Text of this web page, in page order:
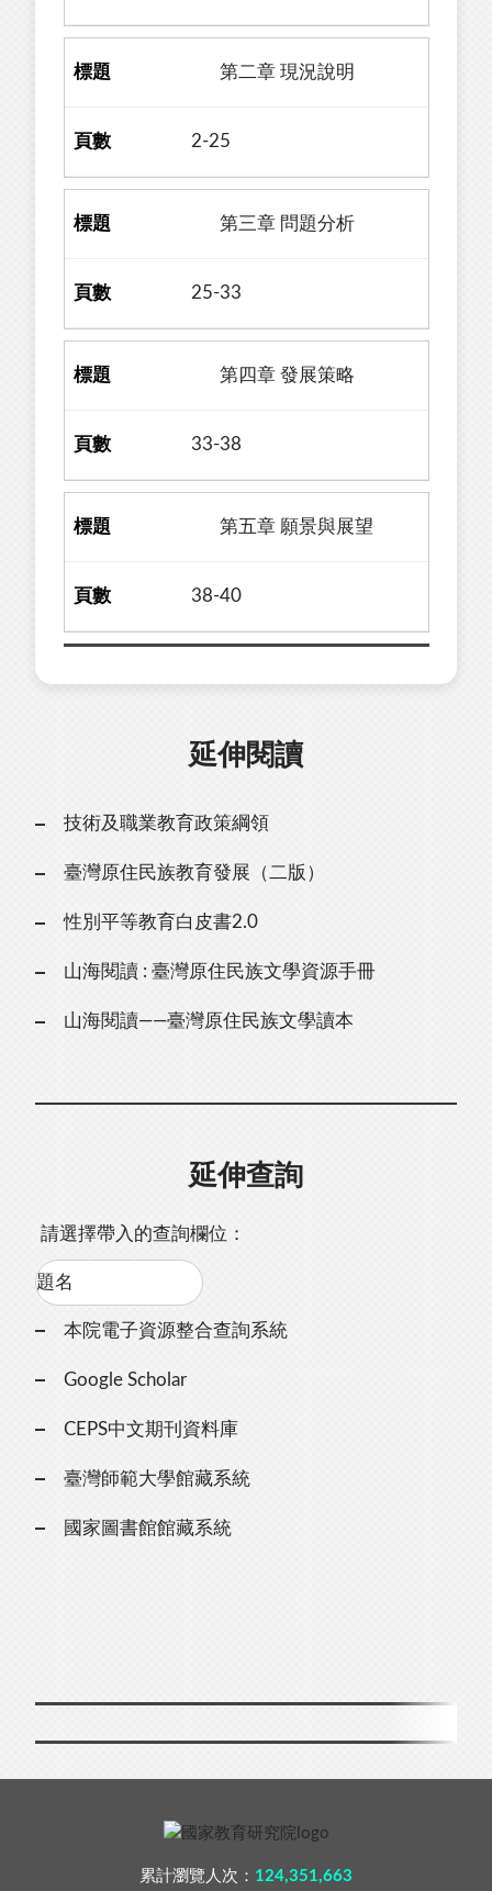
第二章 現況說明
2-25
第三章 問題分析
25-33
第四章 發展策略
33-38
第五章 願景與展望
38-40
延伸閱讀
技術及職業教育政策綱領
臺灣原住民族教育發展（二版）
性別平等教育白皮書2.0
山海閱讀 : 臺灣原住民族文學資源手冊
山海閱讀——臺灣原住民族文學讀本
延伸查詢
請選擇帶入的查詢欄位：
本院電子資源整合查詢系統
Google Scholar
CEPS中文期刊資料庫
臺灣師範大學館藏系統
國家圖書館館藏系統
累計瀏覽人次： 124,351,663